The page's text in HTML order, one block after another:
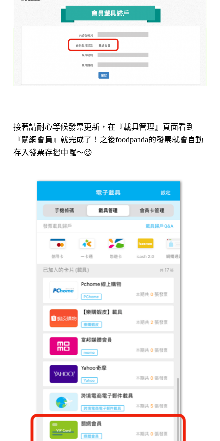
接著請耐心等候發票更新，在『載具管理』頁面看到
『關網會員』就完成了！之後foodpanda的發票就會自動
存入發票存摺中囉～😉